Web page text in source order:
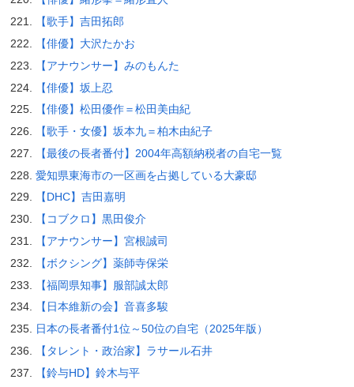
【歌手】吉田拓郎
【俳優】大沢たかお
【アナウンサー】みのもんた
【俳優】坂上忍
【俳優】松田優作＝松田美由紀
【歌手・女優】坂本九＝柏木由紀子
【最後の長者番付】2004年高額納税者の自宅一覧
愛知県東海市の一区画を占拠している大豪邸
【DHC】吉田嘉明
【コブクロ】黒田俊介
【アナウンサー】宮根誠司
【ボクシング】薬師寺保栄
【福岡県知事】服部誠太郎
【日本維新の会】音喜多駿
日本の長者番付1位～50位の自宅（2025年版）
【タレント・政治家】ラサール石井
【鈴与HD】鈴木与平